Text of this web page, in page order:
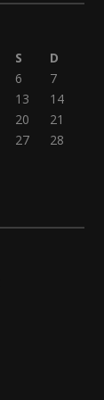
S
D
6
7
13
14
20
21
27
28